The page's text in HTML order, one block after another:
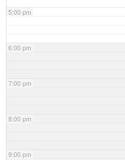
5:00 pm
6:00 pm
7:00 pm
8:00 pm
9:00 pm